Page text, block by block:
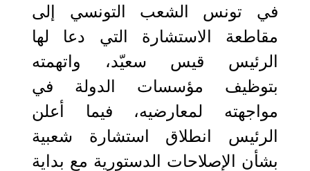
في تونس الشعب التونسي إلى
مقاطعة الاستشارة التي دعا لها
الرئيس قيس سعيّد، واتهمته
بتوظيف مؤسسات الدولة في
مواجهته لمعارضيه، فيما أعلن
الرئيس انطلاق استشارة شعبية
بشأن الإصلاحات الدستورية مع بداية